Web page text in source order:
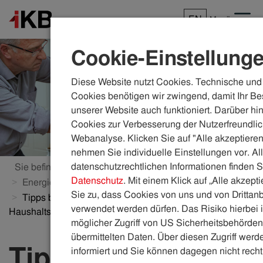
EN Menü
Sie befinden sich hier: ikb.at
Energie
Energieberatung
Aktuelle Energiespartipps
Tipps beim Kauf von energiesparenden
Haushaltsgeräten
Cookie-
Diese Website nutzt Cookies. Technische
Cookies benötigen wir zwingend, damit Ihr
unserer Website auch funktioniert. Darüber
Cookies zur Verbesserung der
Webanalyse. Klicken Sie auf "Alle
nehmen Sie individuelle Einstellungen vor.
datenschutzrechtlichen Informationen finden
Datenschutz. Mit einem Klick auf „Alle
Sie zu, dass Cookies von uns und von
verwendet werden dürfen. Das Risiko hierbei
möglicher Zugriff von US
übermittelten Daten. Über diesen Zugriff
informiert und Sie können dagegen nicht